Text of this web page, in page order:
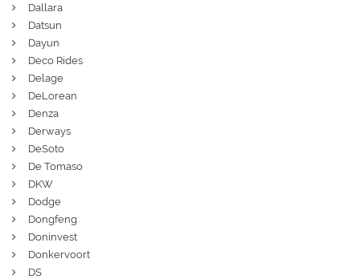
Dallara
Datsun
Dayun
Deco Rides
Delage
DeLorean
Denza
Derways
DeSoto
De Tomaso
DKW
Dodge
Dongfeng
Doninvest
Donkervoort
DS